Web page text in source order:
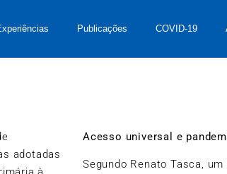
Publicações COVID-19
adotadas
Acesso universal e
Segundo Renato Tasca,